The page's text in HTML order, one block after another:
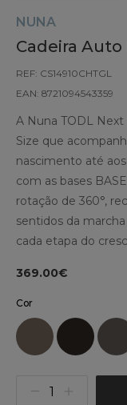
NUNA
Cadeira
REF: CS14910CHTGL
EAN: 8721094543359
A Nuna TODL
Size que
nascimento até
com as bases
rotação de 360°,
sentidos da
cada etapa do
369.00€
Cor